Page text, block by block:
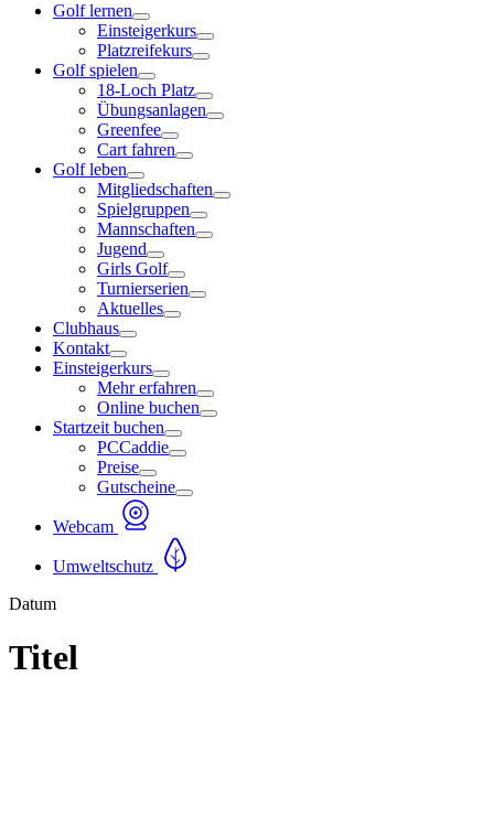
Golf lernen
Einsteigerkurs
Platzreifekurs
Golf spielen
18-Loch Platz
Übungsanlagen
Greenfee
Cart fahren
Golf leben
Mitgliedschaften
Spielgruppen
Mannschaften
Jugend
Girls Golf
Turnierserien
Aktuelles
Clubhaus
Kontakt
Einsteigerkurs
Mehr erfahren
Online buchen
Startzeit buchen
PCCaddie
Preise
Gutscheine
Webcam
Umweltschutz
Datum
Titel